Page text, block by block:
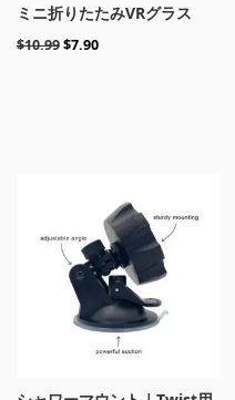
ミニ折りたたみVRグラス
$10.99$7.90